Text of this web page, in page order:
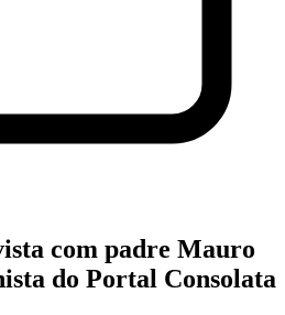
com padre Mauro
do Portal Consolata